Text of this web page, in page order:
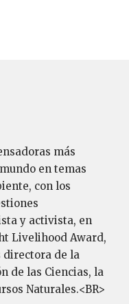
más
en temas
con los
y activista, en
Livelihood Award,
directora de la
de las Ciencias, la
Naturales.<BR>